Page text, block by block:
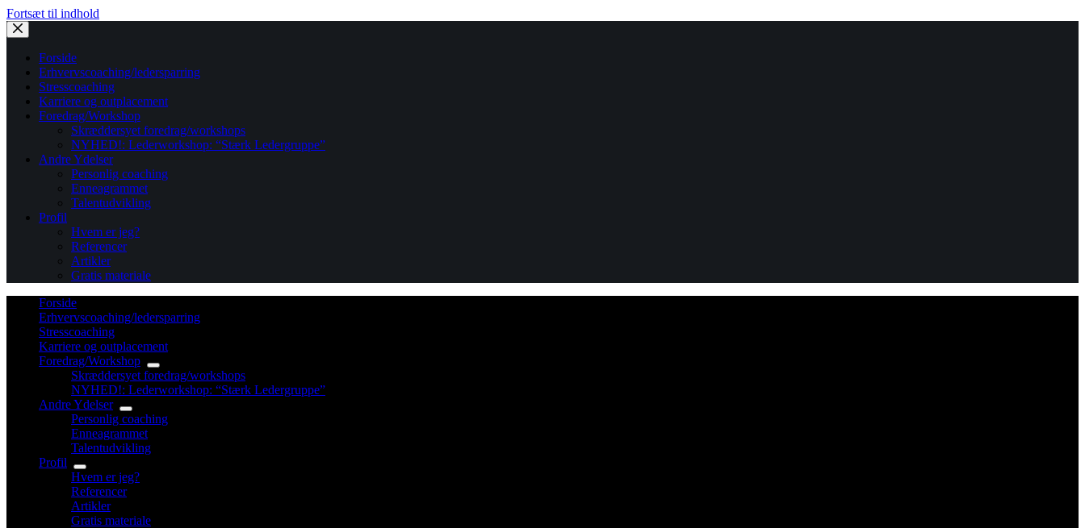
Fortsæt til indhold
Forside
Erhvervscoaching/ledersparring
Stresscoaching
Karriere og outplacement
Foredrag/Workshop
Skræddersyet foredrag/workshops
NYHED!: Lederworkshop: “Stærk Ledergruppe”
Andre Ydelser
Personlig coaching
Enneagrammet
Talentudvikling
Profil
Hvem er jeg?
Referencer
Artikler
Gratis materiale
Forside
Erhvervscoaching/ledersparring
Stresscoaching
Karriere og outplacement
Foredrag/Workshop
Skræddersyet foredrag/workshops
NYHED!: Lederworkshop: “Stærk Ledergruppe”
Andre Ydelser
Personlig coaching
Enneagrammet
Talentudvikling
Profil
Hvem er jeg?
Referencer
Artikler
Gratis materiale